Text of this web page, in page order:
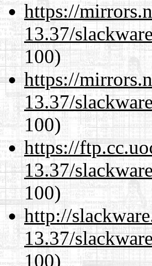
https://
13.37/
100)
https://
13.37/
100)
https://
13.37/
100)
http://
13.37/
100)